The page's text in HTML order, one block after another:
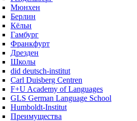
Мюнхен
Берлин
Кёльн
Гамбург
Франкфурт
Дрезден
Школы
did deutsch-institut
Carl Duisberg Centren
F+U Academy of Languages
GLS German Language School
Humboldt-Institut
Преимущества